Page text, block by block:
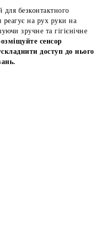
безконтактного
реагує на рух руки на
зручне та гігієнічне
сенсор
доступ до нього